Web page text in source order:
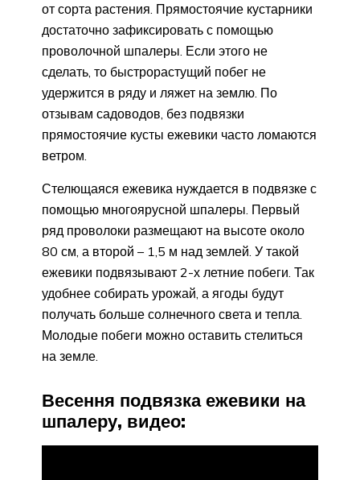
от сорта растения. Прямостоячие кустарники
достаточно зафиксировать с помощью
проволочной шпалеры. Если этого не
сделать, то быстрорастущий побег не
удержится в ряду и ляжет на землю. По
отзывам садоводов, без подвязки
прямостоячие кусты ежевики часто ломаются
ветром.
Стелющаяся ежевика нуждается в подвязке с
помощью многоярусной шпалеры. Первый
ряд проволоки размещают на высоте около
80 см, а второй – 1,5 м над землей. У такой
ежевики подвязывают 2-х летние побеги. Так
удобнее собирать урожай, а ягоды будут
получать больше солнечного света и тепла.
Молодые побеги можно оставить стелиться
на земле.
Весення подвязка ежевики на
шпалеру, видео: